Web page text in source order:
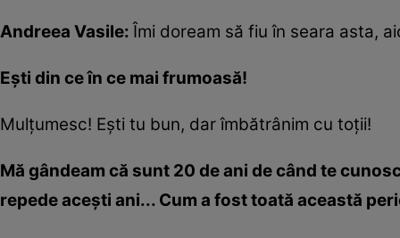
Andreea Vasile: Îmi doream să fiu în seara asta,
Ești din ce în ce mai frumoasă!
Mulțumesc! Ești tu bun, dar îmbătrânim cu toții!
Mă gândeam că sunt 20 de ani de când te
repede acești ani... Cum a fost toată această